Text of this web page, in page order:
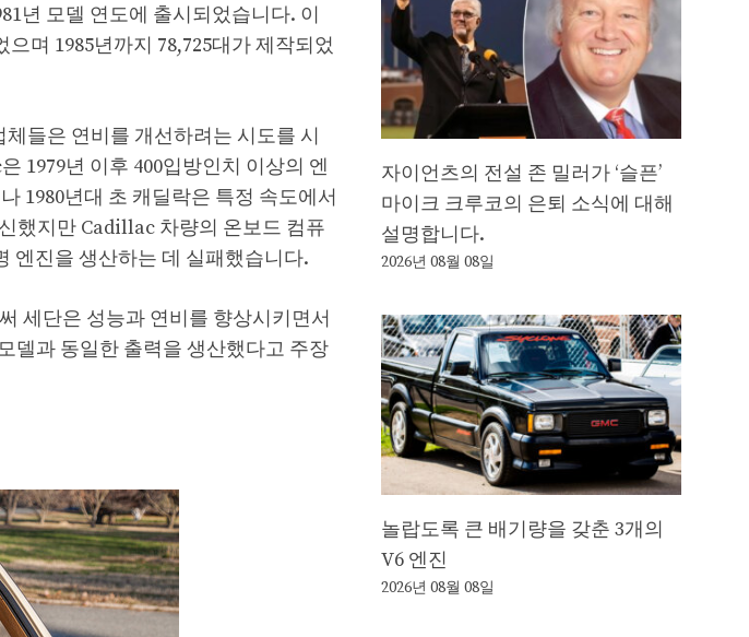
년 모델 연도에 출시되었습니다. 이
며 1985년까지 78,725대가 제작되었
들은 연비를 개선하려는 시도를 시
1979년 이후 400입방인치 이상의 엔
1980년대 초 캐딜락은 특정 속도에서
했지만 Cadillac 차량의 온보드 컴퓨
엔진을 생산하는 데 실패했습니다.
세단은 성능과 연비를 향상시키면서
델과 동일한 출력을 생산했다고 주장
자이언츠의 전설 존 밀러가 ‘슬픈’
마이크 크루코의 은퇴 소식에 대해
설명합니다.
2026년 08월 08일
놀랍도록 큰 배기량을 갖춘 3개의
V6 엔진
2026년 08월 08일